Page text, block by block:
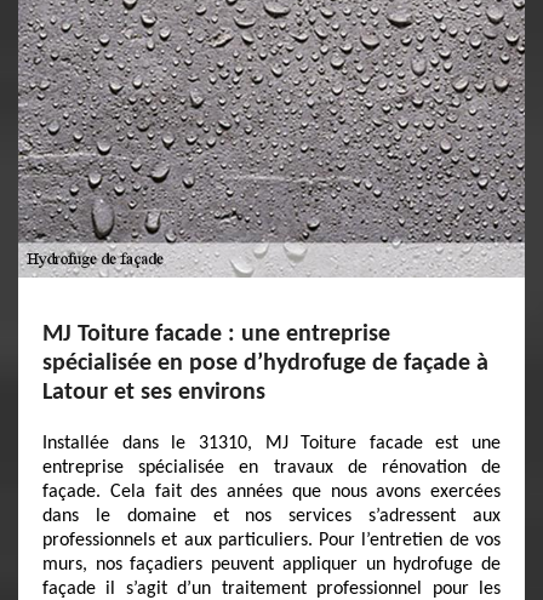
MJ Toiture facade : une entreprise
spécialisée en pose d’hydrofuge de façade à
Latour et ses environs
Installée dans le 31310, MJ Toiture facade est une
entreprise spécialisée en travaux de rénovation de
façade. Cela fait des années que nous avons exercées
dans le domaine et nos services s’adressent aux
professionnels et aux particuliers. Pour l’entretien de vos
murs, nos façadiers peuvent appliquer un hydrofuge de
façade il s’agit d’un traitement professionnel pour les